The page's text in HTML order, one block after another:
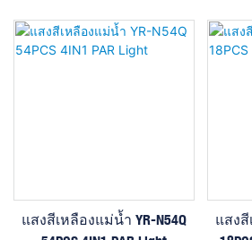
แสงสีเหลืองแม่น้ำ YR-N54Q
แสงสี